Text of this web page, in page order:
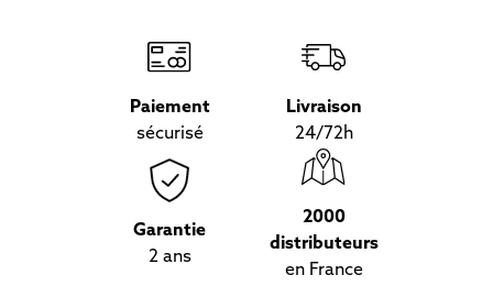
Paiement
sécurisé
Livraison
24/72h
Garantie
2 ans
2000
distributeurs
en France